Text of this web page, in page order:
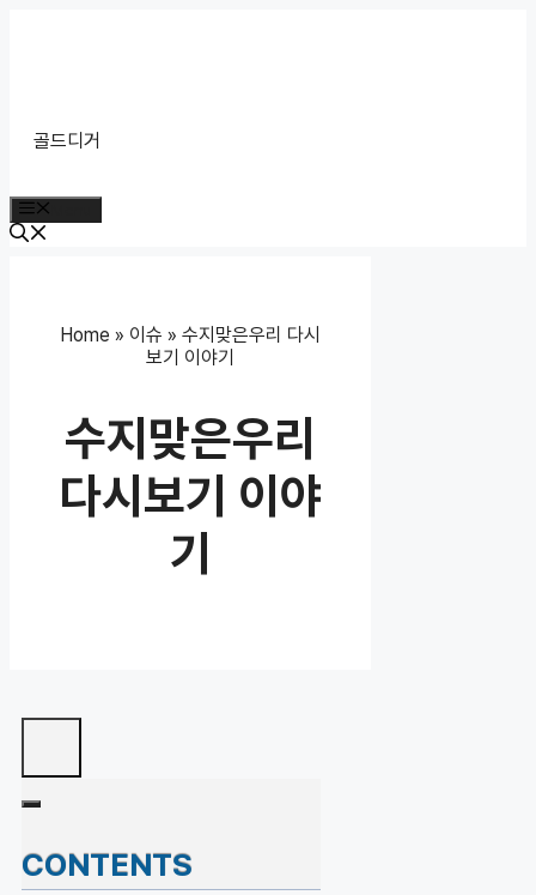
골드디거
Home » 이슈 »수지맞은우리 다시
보기 이야기
수지맞은우리
다시보기 이야
기
CONTENTS